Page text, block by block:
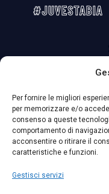
Per fornire le migliori
per memorizzare e/o
consenso a queste
comportamento di
acconsentire o ritirare il
caratteristiche e funzioni.
Gestisci servizi
#JUVESTABIA
La Società ha nominato il Responsabile della
nostra